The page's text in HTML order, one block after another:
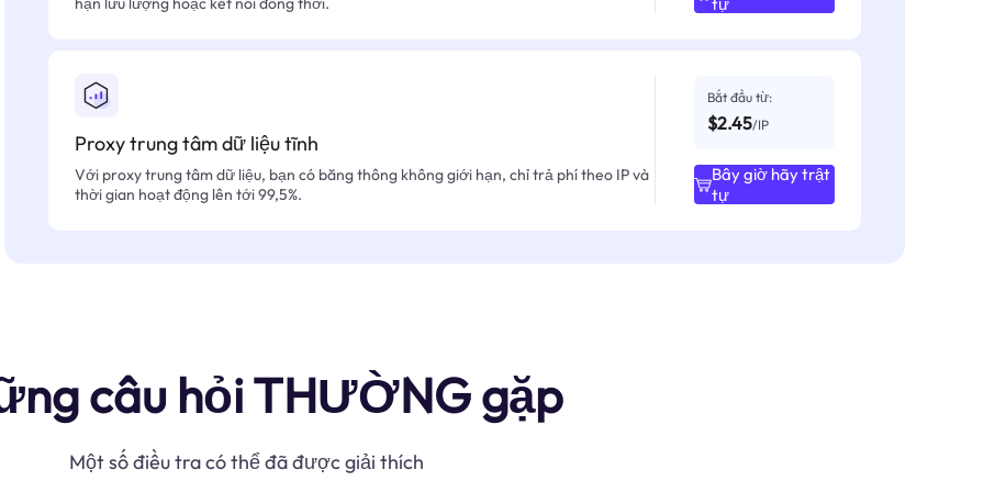
Proxy trung tâm dữ liệu tĩnh
Với proxy trung tâm dữ liệu, bạn có băng thông không giới hạn, chỉ trả phí theo IP và
thời gian hoạt động lên tới 99,5%.
Bắt đầu từ:
$2.45/IP
Bây giờ hãy trật
tự
câu hỏi THƯỜNG gặp
Một số điều tra có thể đã được giải thích